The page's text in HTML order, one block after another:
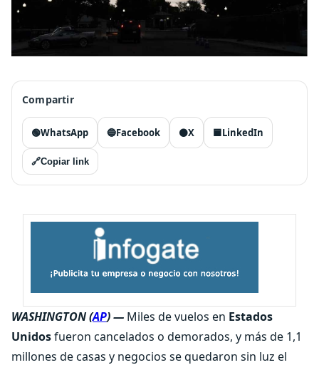
Compartir
🟢WhatsApp 🔵Facebook ⚫X 🟦LinkedIn
🔗Copiar link
WASHINGTON (AP) — Miles de vuelos en Estados
Unidosfueron cancelados o demorados, y más de 1,1
millones de casas y negocios se quedaron sin luz el